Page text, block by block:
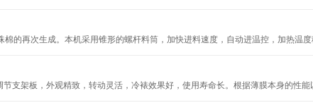
的再次生成。本机采用锥形的螺杆料筒，加快进料速度，自动进温控，加热温
支架板，外观精致，转动灵活，冷裱效果好，使用寿命长。根据薄膜本身的性